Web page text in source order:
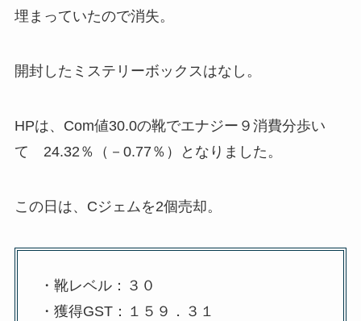
埋まっていたので消失。
開封したミステリーボックスはなし。
HPは、Com値30.0の靴でエナジー９消費分歩い
て 24.32％（－0.77％）となりました。
この日は、Cジェムを2個売却。
・靴レベル：３０
・獲得GST：１５９．３１